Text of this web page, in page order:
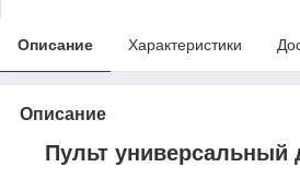
Описание Характеристики
Описание
Пульт универсальный